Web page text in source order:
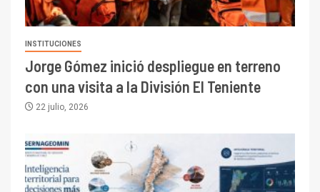
INSTITUCIONES
Jorge Gómez inició despliegue en terreno
con una visita a la División El Teniente
22 julio, 2026